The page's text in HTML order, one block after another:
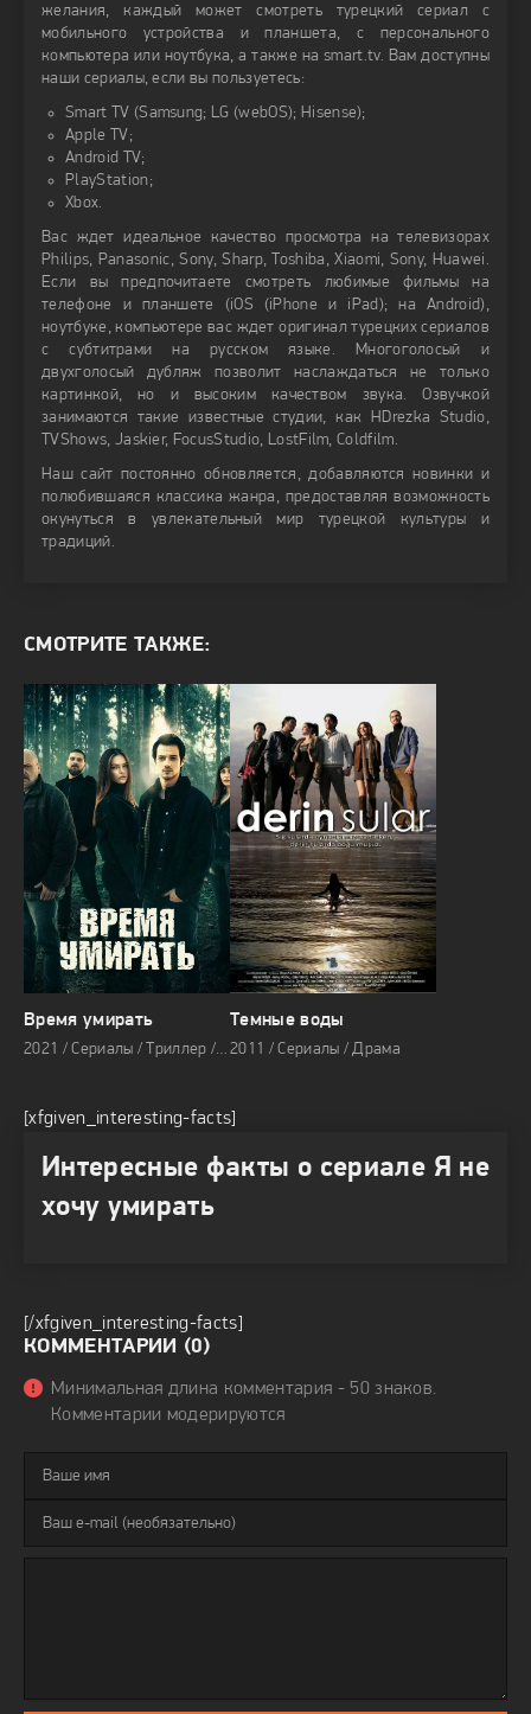
желания, каждый может смотреть турецкий сериал с
мобильного устройства и планшета, с персонального
компьютера или ноутбука, а также на smart.tv. Вам доступны
наши сериалы, если вы пользуетесь:
Smart TV (Samsung; LG (webOS); Hisense);
Apple TV;
Android TV;
PlayStation;
Xbox.
Вас ждет идеальное качество просмотра на телевизорах
Philips, Panasonic, Sony, Sharp, Toshiba, Xiaomi, Sony, Huawei.
Если вы предпочитаете смотреть любимые фильмы на
телефоне и планшете (iOS (iPhone и iPad); на Android),
ноутбуке, компьютере вас ждет оригинал турецких сериалов
с субтитрами на русском языке. Многоголосый и
двухголосый дубляж позволит наслаждаться не только
картинкой, но и высоким качеством звука. Озвучкой
занимаются такие известные студии, как HDrezka Studio,
TVShows, Jaskier, FocusStudio, LostFilm, Coldfilm.
Наш сайт постоянно обновляется, добавляются новинки и
полюбившаяся классика жанра, предоставляя возможность
окунуться в увлекательный мир турецкой культуры и
традиций.
СМОТРИТЕ ТАКЖЕ:
Время умирать
2021 / Сериалы / Триллер / Криминал
Темные воды
2011 / Сериалы / Драма
[xfgiven_interesting-facts]
Интересные факты о сериале Я не
хочу умирать
[/xfgiven_interesting-facts]
КОММЕНТАРИИ (0)
Минимальная длина комментария - 50 знаков.
Комментарии модерируются